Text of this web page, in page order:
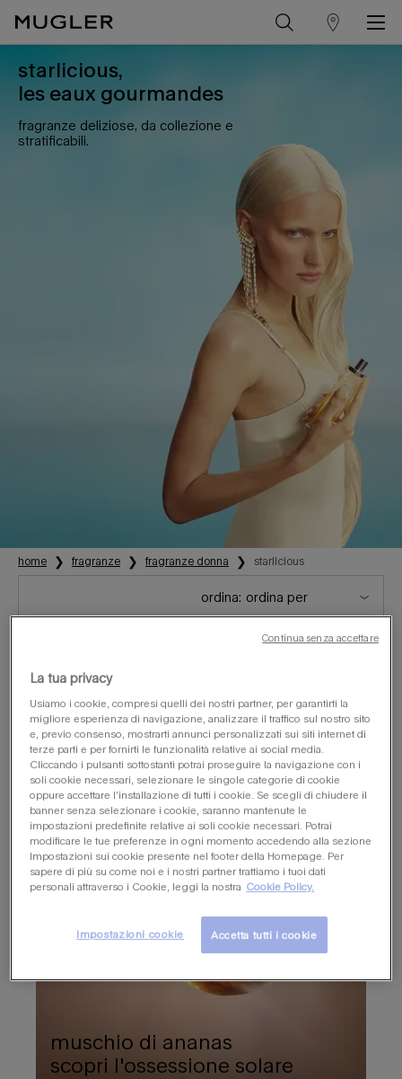
trova
starlicious,
les eaux gourmandes
fragranze deliziose, da collezione e
stratificabili.
home fragranze fragranze donna starlicious
ordina:
muschio di ananas
scopri l'ossessione solare
La tua privacy
Usiamo i cookie, compresi quelli dei nostri partner, per garantirti la
migliore esperienza di navigazione, analizzare il traffico sul nostro sito
e, previo consenso, mostrarti annunci personalizzati sui siti internet di
terze parti e per fornirti le funzionalità relative ai social media.
Cliccando i pulsanti sottostanti potrai proseguire la navigazione con i
soli cookie necessari, selezionare le singole categorie di cookie
oppure accettare l’installazione di tutti i cookie. Se scegli di chiudere il
banner senza selezionare i cookie, saranno mantenute le
impostazioni predefinite relative ai soli cookie necessari. Potrai
modificare le tue preferenze in ogni momento accedendo alla sezione
Impostazioni sui cookie presente nel footer della Homepage. Per
sapere di più su come noi e i nostri partner trattiamo i tuoi dati
personali attraverso i Cookie, leggi la nostra Cookie Policy.
Impostazioni cookie Accetta tutti i cookie
Continua senza accettare